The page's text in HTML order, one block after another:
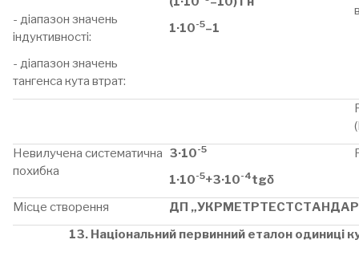
- діапазон значень
індуктивності:
- діапазон значень
тангенса кута втрат:
1·10-5–1
Невилучена систематична
похибка
3·10-5
1·10-5+3·10-4tgδ
Місце створення
ДП
13. Національний первинний еталон одиниці